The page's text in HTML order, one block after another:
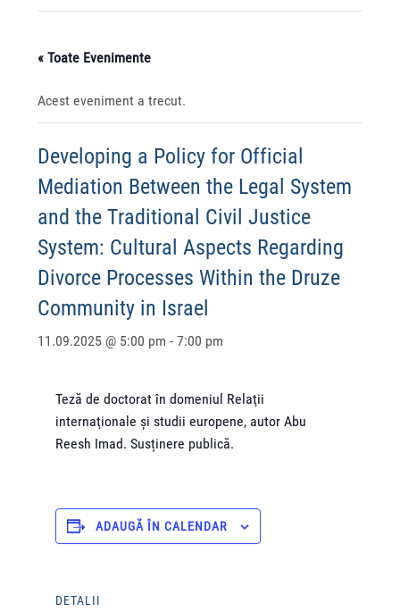
« Toate Evenimente
Acest eveniment a trecut.
Developing a Policy for Official
Mediation Between the Legal System
and the Traditional Civil Justice
System: Cultural Aspects Regarding
Divorce Processes Within the Druze
Community in Israel
11.09.2025 @ 5:00 pm -7:00 pm
Teză de doctorat în domeniul Relaţii
internaţionale şi studii europene, autor Abu
Reesh Imad. Susținere publică.
ADAUGĂ ÎN CALENDAR
DETALII